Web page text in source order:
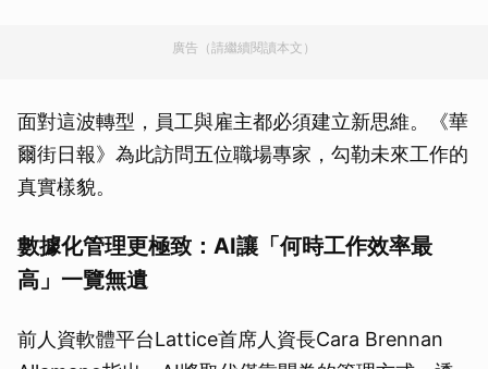
廣告（請繼續閱讀本文）
面對這波轉型，員工與雇主都必須建立新思維。《華
爾街日報》為此訪問五位職場專家，勾勒未來工作的
真實樣貌。
數據化管理更極致：AI讓「何時工作效率最
高」一覽無遺
前人資軟體平台Lattice首席人資長Cara Brennan